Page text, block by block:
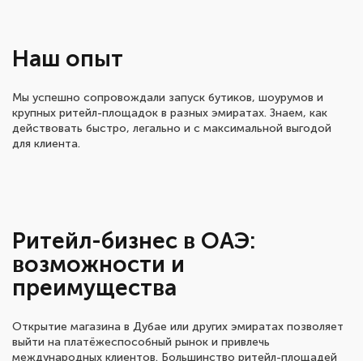
Наш опыт
Мы успешно сопровождали запуск бутиков, шоурумов и
крупных ритейл-площадок в разных эмиратах. Знаем, как
действовать быстро, легально и с максимальной выгодой
для клиента.
Ритейл-бизнес в ОАЭ:
возможности и
преимущества
Открытие магазина в Дубае или других эмиратах позволяет
выйти на платёжеспособный рынок и привлечь
международных клиентов. Большинство ритейл-площадей